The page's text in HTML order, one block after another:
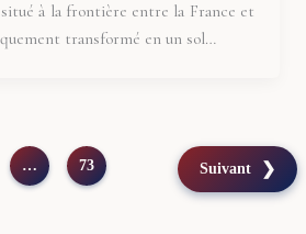
à la frontière entre la France et
transformé en un sol…
… 73 Suivant